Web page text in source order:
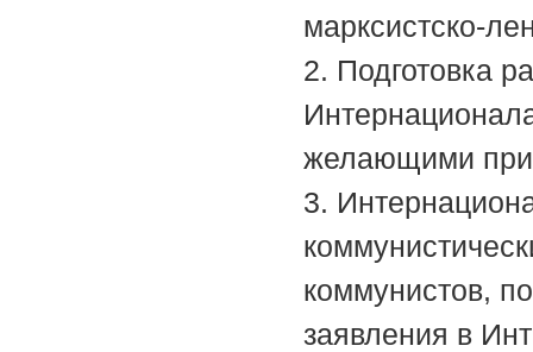
марксистско-
2. Подготовка
желающими
3.
коммунистов,
заявления в